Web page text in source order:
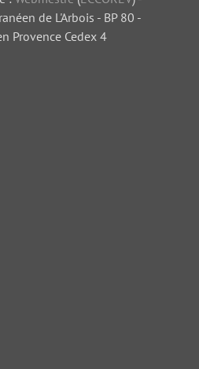
de L'Arbois - BP 80 -
Provence Cedex 4